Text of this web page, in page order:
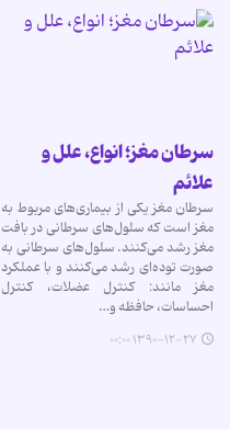
سرطان مغز؛ انواع، علل و
علائم
سرطان مغز یکی از بیماری‌های مربوط به
مغز است که سلول‌های سرطانی در بافت
مغز رشد می‌کنند. سلول‌های سرطانی به
صورت توده‌ای رشد می‌کنند و با عملکرد
مغز مانند: کنترل عضلات، کنترل
احساسات، حافظه و…
۱۳۹۰-۱۲-۲۷ ۰۰:۰۰